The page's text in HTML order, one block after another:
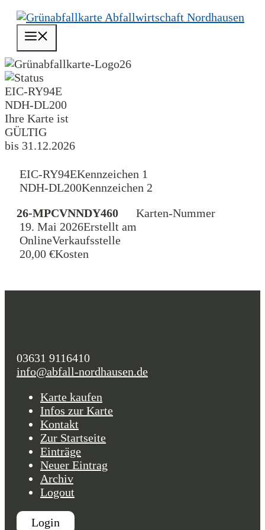
Zum
Inhalt
springen
26
EIC-RY94E
NDH-DL200
Ihre Karte ist
GÜLTIG
bis 31.12.2026
EIC-RY94EKennzeichen 1
NDH-DL200Kennzeichen 2
26-MPCVNNDY460
Karten-Nummer
19. Mai 2026Erstellt am
OnlineVerkaufsstelle
20,00 €Kosten
03631 9116410
info@abfall-nordhausen.de
Karte kaufen
Infos zur Karte
Kontakt
Zur Startseite
Einträge
Neuer Eintrag
Archiv
Logout
Login